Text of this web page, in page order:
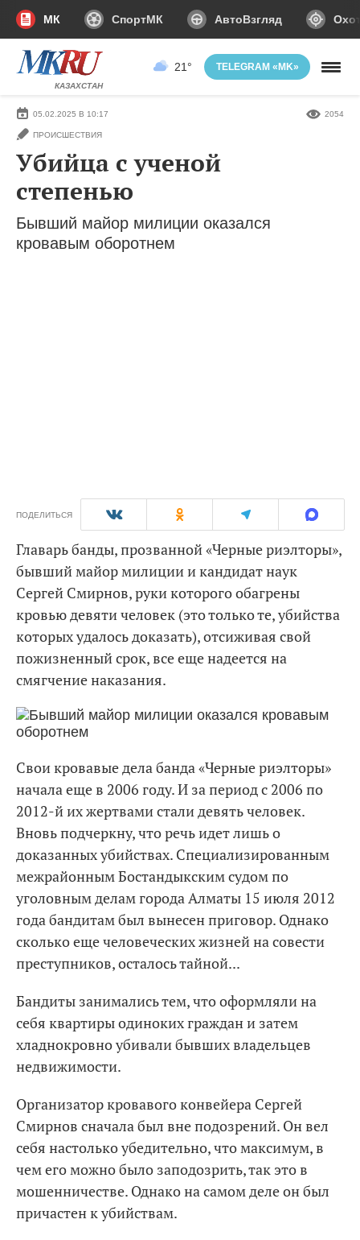
МК СпортМК АвтоВзгляд
КАЗАХСТАН
21° TELEGRAM «MK»
05.02.2025 В 10:17
ПРОИСШЕСТВИЯ
2054
Убийца с ученой
степенью
Бывший майор милиции оказался
кровавым оборотнем
ПОДЕЛИТЬСЯ
Главарь банды, прозванной «Черные риэлторы»,
бывший майор милиции и кандидат наук
Сергей Смирнов, руки которого обагрены
кровью девяти человек (это только те, убийства
которых удалось доказать), отсиживая свой
пожизненный срок, все еще надеется на
смягчение наказания.
Свои кровавые дела банда «Черные риэлторы»
начала еще в 2006 году. И за период с 2006 по
2012-й их жертвами стали девять человек.
Вновь подчеркну, что речь идет лишь о
доказанных убийствах. Специализированным
межрайонным Бостандыкским судом по
уголовным делам города Алматы 15 июля 2012
года бандитам был вынесен приговор. Однако
сколько еще человеческих жизней на совести
преступников, осталось тайной...
Бандиты занимались тем, что оформляли на
себя квартиры одиноких граждан и затем
хладнокровно убивали бывших владельцев
недвижимости.
Организатор кровавого конвейера Сергей
Смирнов сначала был вне подозрений. Он вел
себя настолько убедительно, что максимум, в
чем его можно было заподозрить, так это в
мошенничестве. Однако на самом деле он был
причастен к убийствам.